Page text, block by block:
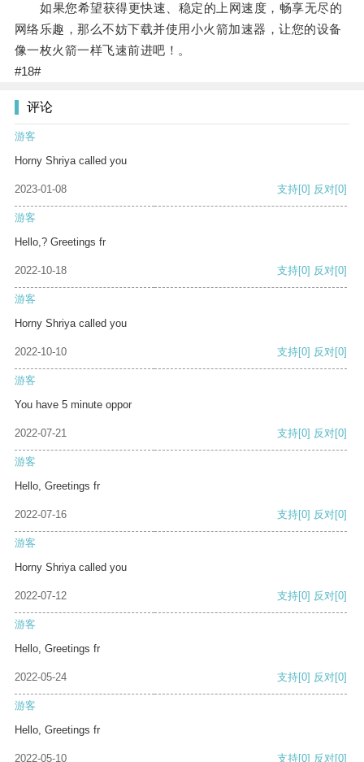
如果您希望获得更快速、稳定的上网速度，畅享无尽的
网络乐趣，那么不妨下载并使用小火箭加速器，让您的设备
像一枚火箭一样飞速前进吧！。
#18#
评论
游客
Horny Shriya called you
2023-01-08 支持[0] 反对[0]
游客
Hello,? Greetings fr
2022-10-18 支持[0] 反对[0]
游客
Horny Shriya called you
2022-10-10 支持[0] 反对[0]
游客
You have 5 minute oppor
2022-07-21 支持[0] 反对[0]
游客
Hello, Greetings fr
2022-07-16 支持[0] 反对[0]
游客
Horny Shriya called you
2022-07-12 支持[0] 反对[0]
游客
Hello, Greetings fr
2022-05-24 支持[0] 反对[0]
游客
Hello, Greetings fr
2022-05-10 支持[0] 反对[0]